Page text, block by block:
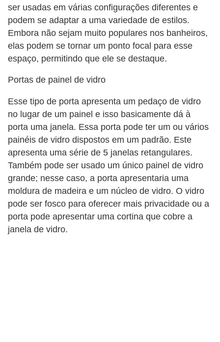
ser usadas ​​em várias configurações diferentes e
podem se adaptar a uma variedade de estilos.
Embora não sejam muito populares nos banheiros,
elas podem se tornar um ponto focal para esse
espaço, permitindo que ele se destaque.
Portas de painel de vidro
Esse tipo de porta apresenta um pedaço de vidro
no lugar de um painel e isso basicamente dá à
porta uma janela. Essa porta pode ter um ou vários
painéis de vidro dispostos em um padrão. Este
apresenta uma série de 5 janelas retangulares.
Também pode ser usado um único painel de vidro
grande; nesse caso, a porta apresentaria uma
moldura de madeira e um núcleo de vidro. O vidro
pode ser fosco para oferecer mais privacidade ou a
porta pode apresentar uma cortina que cobre a
janela de vidro.